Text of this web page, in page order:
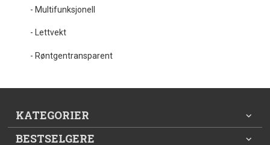
- Multifunksjonell
- Lettvekt
- Røntgentransparent
KATEGORIER
BESTSELGERE